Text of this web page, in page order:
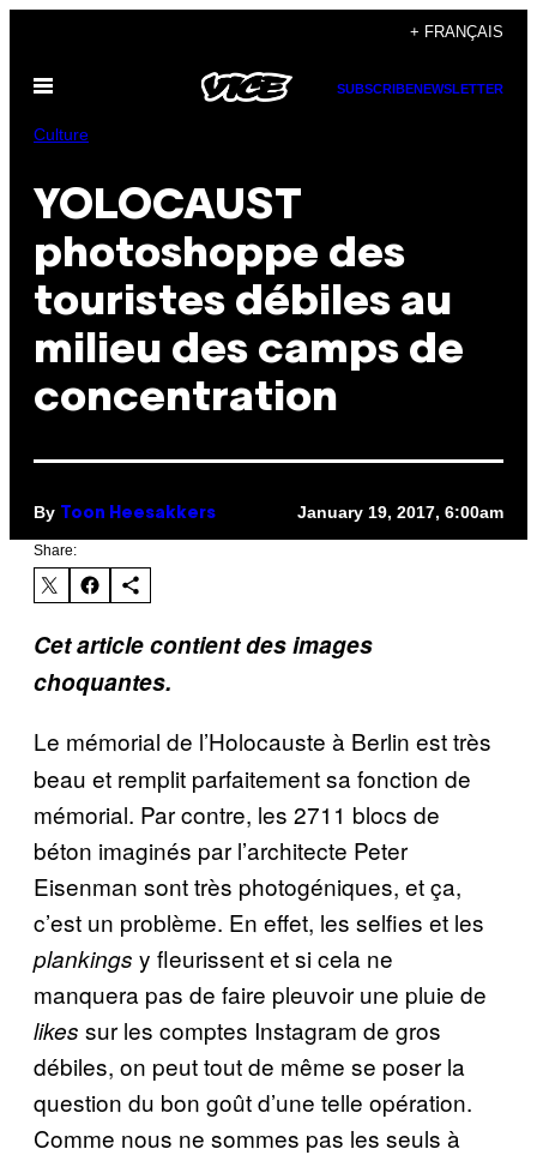
content
+ FRANÇAIS
Open
SUBSCRIBENEWSLETTER
Culture
YOLOCAUST
photoshoppe des
touristes débiles au
milieu des camps de
concentration
By Toon Heesakkers January 19, 2017, 6:00am
Share:
Cet article contient des images
choquantes.
Le mémorial de l’Holocauste à Berlin est très
beau et remplit parfaitement sa fonction de
mémorial. Par contre, les 2711 blocs de
béton imaginés par l’architecte Peter
Eisenman sont très photogéniques, et ça,
c’est un problème. En effet, les selfies et les
plankings y fleurissent et si cela ne
manquera pas de faire pleuvoir une pluie de
likes sur les comptes Instagram de gros
débiles, on peut tout de même se poser la
question du bon goût d’une telle opération.
Comme nous ne sommes pas les seuls à